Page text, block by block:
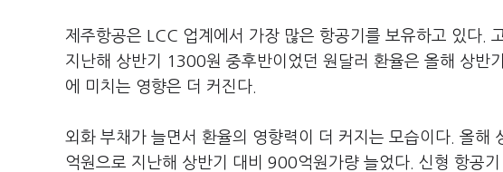
제주항공은 LCC 업계에서 가장 많은 항공기를 보유하고 있다.
지난해 상반기 1300원 중후반이었던 원달러 환율은 올해 상반
에 미치는 영향은 더 커진다.
외화 부채가 늘면서 환율의 영향력이 더 커지는 모습이다. 올
억원으로 지난해 상반기 대비 900억원가량 늘었다. 신형 항공